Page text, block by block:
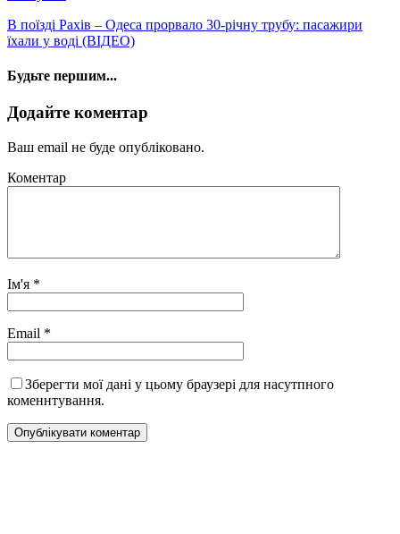
В поїзді Рахів – Одеса прорвало 30-річну трубу: пасажири
їхали у воді (ВІДЕО)
Будьте першим...
Додайте коментар
Ваш email не буде опубліковано.
Коментар
Ім'я *
Email *
Зберегти мої дані у цьому браузері для насутпного
коменнтування.